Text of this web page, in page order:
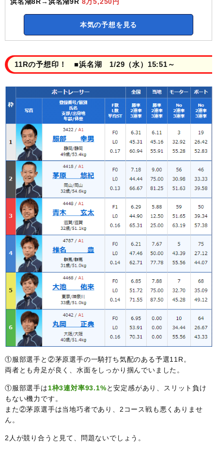
本気の予想を見る
11Rの予想印！ ■浜名湖 1/29（水）15:51～
①服部選手と②茅原選手の一騎打ち気配のある予選11R。
両者とも舟足が良く、水面をしっかり掴んでいました。
①服部選手は1枠3連対率93.1%と安定感があり、スリット負け
もない機力です。
また②茅原選手は当地巧者であり、2コース戦も悪くありませ
ん。
2人が競り合うと見て、問題ないでしょう。